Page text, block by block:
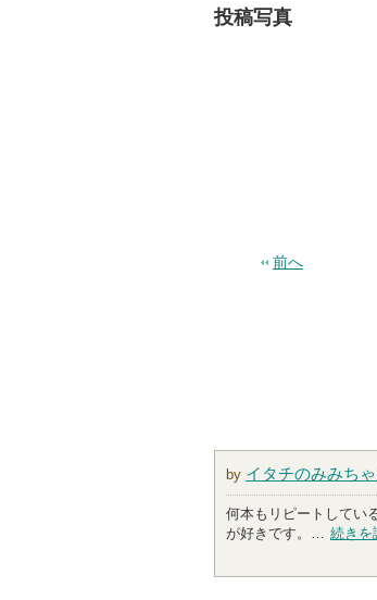
投稿写真
前へ
by イタチのみみち
何本もリピートしてい
が好きです。… 続きを